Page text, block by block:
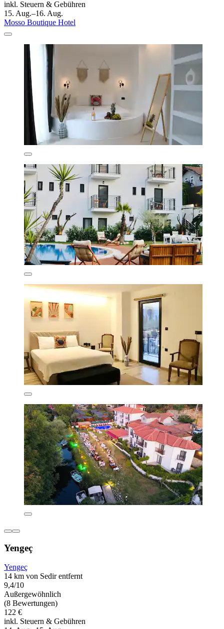
inkl. Steuern & Gebühren
15. Aug.–16. Aug.
Mosso Boutique Hotel
Yengeç
Yengeç
14 km von Sedir entfernt
9,4/10
Außergewöhnlich
(8 Bewertungen)
122 €
inkl. Steuern & Gebühren